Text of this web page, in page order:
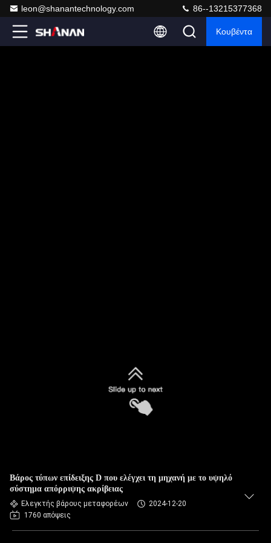
leon@shanantechnology.com 86--13215377368
Κουβέντα
Βάρος τύπων επίδειξης D που ελέγχει τη μηχανή με το υψηλό
σύστημα απόρριψης ακρίβειας
Ελεγκτής βάρους μεταφορέων
2024-12-20
1760 απόψεις